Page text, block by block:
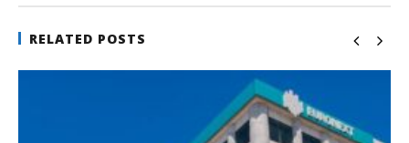
RELATED POSTS